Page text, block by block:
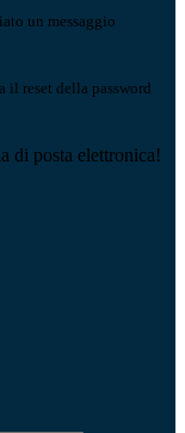
un messaggio
il reset della password
di posta elettronica!